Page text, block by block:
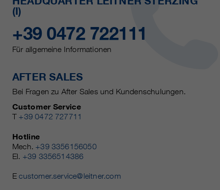
(I)
+39 0472 722111
Für allgemeine Informationen
AFTER SALES
Bei Fragen zu After Sales und Kundenschulungen.
Customer Service
T +39 0472 727711
Hotline
Mech. +39 3356156050
El. +39 3356514386
Ecustomer.service@leitner.com